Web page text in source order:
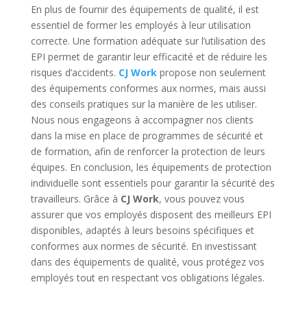
En plus de fournir des équipements de qualité, il est
essentiel de former les employés à leur utilisation
correcte. Une formation adéquate sur l’utilisation des
EPI permet de garantir leur efficacité et de réduire les
risques d’accidents. CJ Workpropose non seulement
des équipements conformes aux normes, mais aussi
des conseils pratiques sur la manière de les utiliser.
Nous nous engageons à accompagner nos clients
dans la mise en place de programmes de sécurité et
de formation, afin de renforcer la protection de leurs
équipes. En conclusion, les équipements de protection
individuelle sont essentiels pour garantir la sécurité des
travailleurs. Grâce à CJ Work, vous pouvez vous
assurer que vos employés disposent des meilleurs EPI
disponibles, adaptés à leurs besoins spécifiques et
conformes aux normes de sécurité. En investissant
dans des équipements de qualité, vous protégez vos
employés tout en respectant vos obligations légales.